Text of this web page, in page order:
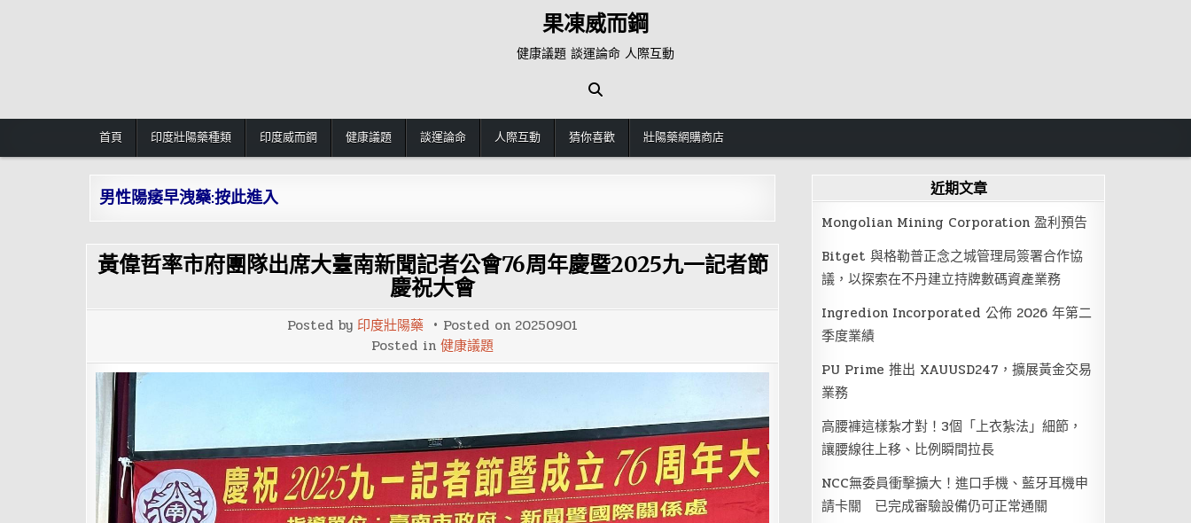
果凍威而鋼
健康議題 談運論命 人際互動
首頁 印度壯陽藥種類 印度威而鋼 健康議題 談運論命 人際互動 猜你喜歡 壯陽藥網購商店
男性陽痿早洩藥:按此進入
黃偉哲率市府團隊出席大臺南新聞記者公會76周年慶暨2025九一記者節
慶祝大會
Posted by 印度壯陽藥 Posted on 20250901
Posted in 健康議題
近期文章
Mongolian Mining Corporation 盈利預告
Bitget 與格勒普正念之城管理局簽署合作協
議，以探索在不丹建立持牌數碼資產業務
Ingredion Incorporated 公佈 2026 年第二
季度業績
PU Prime 推出 XAUUSD247，擴展黃金交易
業務
高腰褲這樣紮才對！3個「上衣紮法」細節，
讓腰線往上移、比例瞬間拉長
NCC無委員衝擊擴大！進口手機、藍牙耳機申
請卡關 已完成審驗設備仍可正常通關